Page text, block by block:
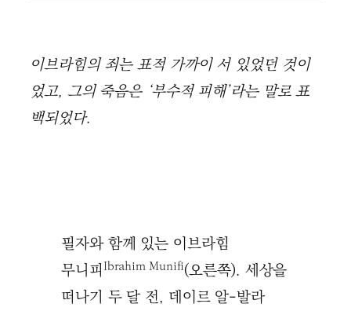
이브라힘의 죄는 표적 가까이 서 있었던 것이
었고, 그의 죽음은 ‘부수적 피해’라는 말로 표
백되었다.
필자와 함께 있는 이브라힘
무니피Ibrahim Munifi(오른쪽). 세상을
떠나기 두 달 전, 데이르 알-발라